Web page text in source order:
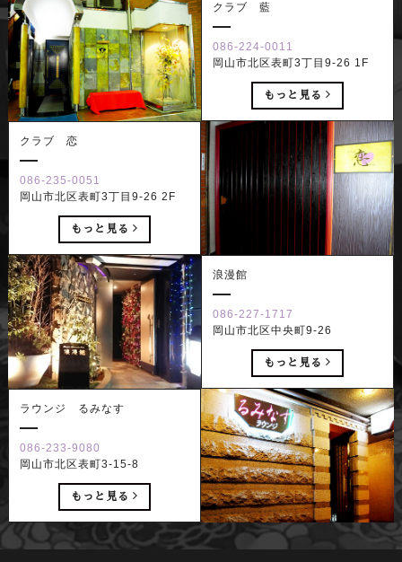
クラブ 藍
086-224-0011
岡山市北区表町3丁目9-26 1F
もっと見る
クラブ 恋
086-235-0051
岡山市北区表町3丁目9-26 2F
もっと見る
浪漫館
086-227-1717
岡山市北区中央町9-26
もっと見る
ラウンジ るみなす
086-233-9080
岡山市北区表町3-15-8
もっと見る